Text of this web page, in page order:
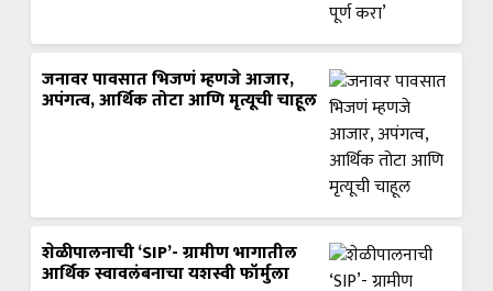
जनावर पावसात भिजणं म्हणजे आजार,
अपंगत्व, आर्थिक तोटा आणि मृत्यूची चाहूल
शेळीपालनाची ‘SIP’- ग्रामीण भागातील
आर्थिक स्वावलंबनाचा यशस्वी फॉर्मुला